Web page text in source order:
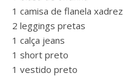
1 camisa de flanela xadrez
2 leggings pretas
1 calça jeans
1 short preto
1 vestido preto